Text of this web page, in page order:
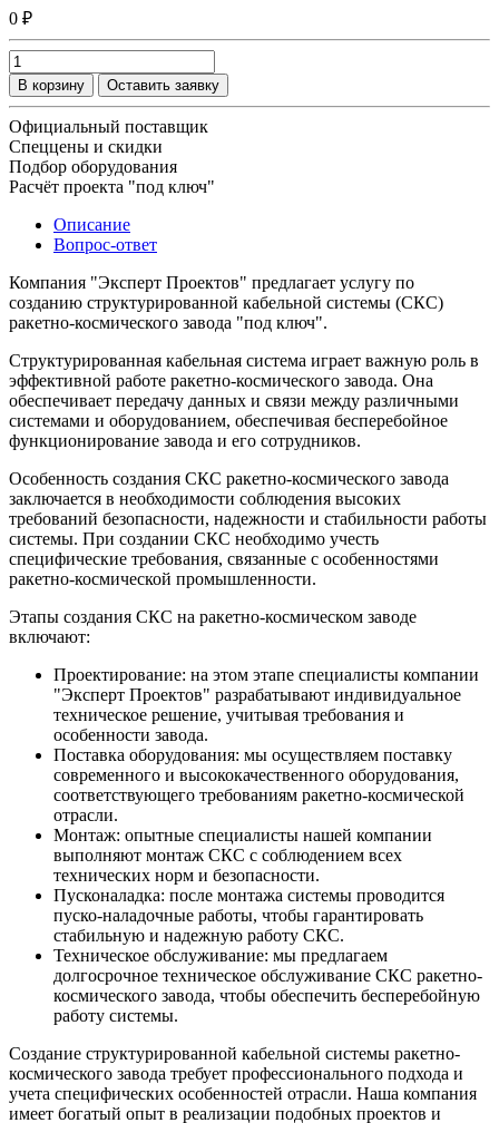
0 ₽
В корзину Оставить заявку
Официальный поставщик
Спеццены и скидки
Подбор оборудования
Расчёт проекта "под ключ"
Описание
Вопрос-ответ
Компания "Эксперт Проектов" предлагает услугу по
созданию структурированной кабельной системы (СКС)
ракетно-космического завода "под ключ".
Структурированная кабельная система играет важную роль в
эффективной работе ракетно-космического завода. Она
обеспечивает передачу данных и связи между различными
системами и оборудованием, обеспечивая бесперебойное
функционирование завода и его сотрудников.
Особенность создания СКС ракетно-космического завода
заключается в необходимости соблюдения высоких
требований безопасности, надежности и стабильности работы
системы. При создании СКС необходимо учесть
специфические требования, связанные с особенностями
ракетно-космической промышленности.
Этапы создания СКС на ракетно-космическом заводе
включают:
Проектирование: на этом этапе специалисты компании
"Эксперт Проектов" разрабатывают индивидуальное
техническое решение, учитывая требования и
особенности завода.
Поставка оборудования: мы осуществляем поставку
современного и высококачественного оборудования,
соответствующего требованиям ракетно-космической
отрасли.
Монтаж: опытные специалисты нашей компании
выполняют монтаж СКС с соблюдением всех
технических норм и безопасности.
Пусконаладка: после монтажа системы проводится
пуско-наладочные работы, чтобы гарантировать
стабильную и надежную работу СКС.
Техническое обслуживание: мы предлагаем
долгосрочное техническое обслуживание СКС ракетно-
космического завода, чтобы обеспечить бесперебойную
работу системы.
Создание структурированной кабельной системы ракетно-
космического завода требует профессионального подхода и
учета специфических особенностей отрасли. Наша компания
имеет богатый опыт в реализации подобных проектов и